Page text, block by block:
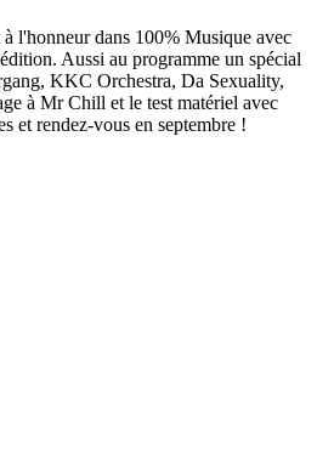
l'honneur dans 100% Musique avec
Aussi au programme un spécial
KKC Orchestra, Da Sexuality,
à Mr Chill et le test matériel avec
et rendez-vous en septembre !